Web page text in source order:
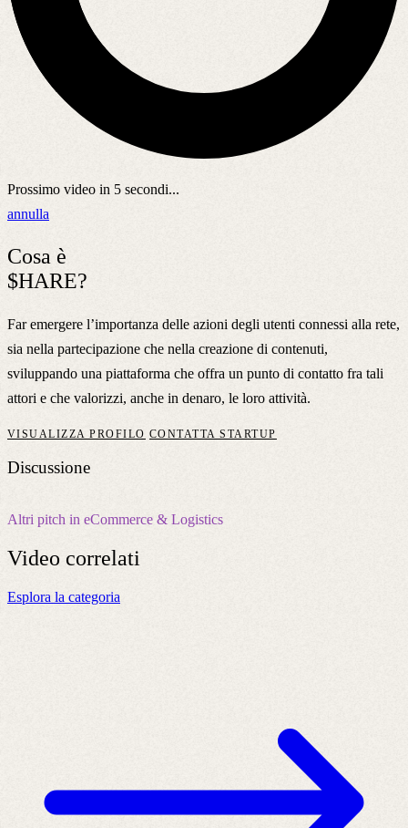
Prossimo video in 5 secondi...
annulla
Cosa è
$HARE?
Far emergere l’importanza delle azioni degli utenti connessi alla rete,
sia nella partecipazione che nella creazione di contenuti,
sviluppando una piattaforma che offra un punto di contatto fra tali
attori e che valorizzi, anche in denaro, le loro attività.
VISUALIZZA PROFILO CONTATTA STARTUP
Discussione
Altri pitch in eCommerce & Logistics
Video correlati
Esplora la categoria